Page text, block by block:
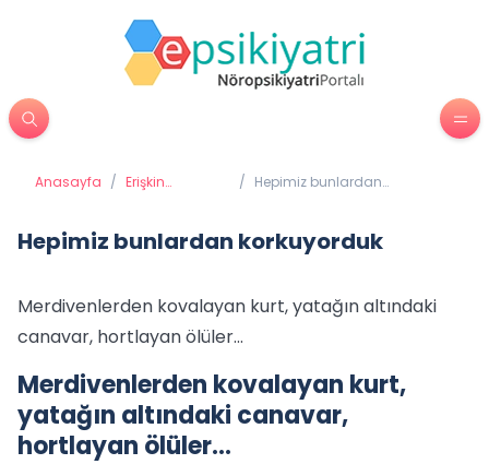
Anasayfa / Erişkin
/ Hepimiz bunlardan
Hepimiz bunlardan korkuyorduk
Merdivenlerden kovalayan kurt, yatağın altındaki
canavar, hortlayan ölüler...
Merdivenlerden kovalayan kurt,
yatağın altındaki canavar,
hortlayan ölüler...